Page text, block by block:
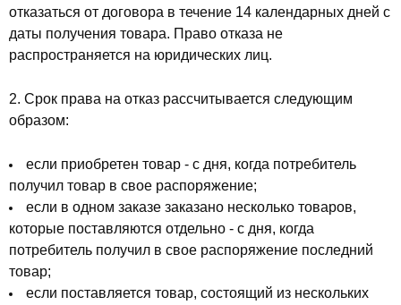
отказаться от договора в течение 14 календарных дней с
даты получения товара. Право отказа не
распространяется на юридических лиц.
2. Срок права на отказ рассчитывается следующим
образом:
если приобретен товар - с дня, когда потребитель
получил товар в свое распоряжение;
если в одном заказе заказано несколько товаров,
которые поставляются отдельно - с дня, когда
потребитель получил в свое распоряжение последний
товар;
если поставляется товар, состоящий из нескольких